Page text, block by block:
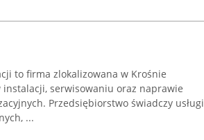
to firma zlokalizowana w Krośnie
serwisowaniu oraz naprawie
Przedsiębiorstwo świadczy usługi
...